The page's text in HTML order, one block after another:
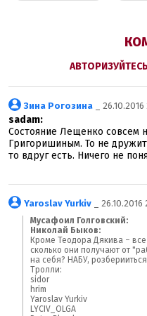
АВТОРИЗУЙТЕСЬ
Зина Рогозина _
sadam:
Состояние Лещенко совсем
Григоришиным. То не
то вдруг есть. Ничего не
Yaroslav Yurkiv _ 26.10.2016
Мусафоил Голговский:
Николай Быков:
Кроме Теодора Дякива –
сколько они получают от
на себя? НАБУ,
Тролли:
sidor
hrim
Yaroslav Yurkiv
LYCIV_OLGA